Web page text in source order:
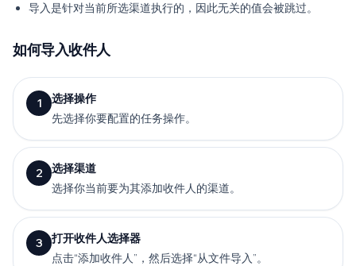
导入是针对当前所选渠道执行的，因此无关的值会被跳过。
如何导入收件人
1
选择操作
先选择你要配置的任务操作。
2
选择渠道
选择你当前要为其添加收件人的渠道。
3
打开收件人选择器
点击“添加收件人”，然后选择“从文件导入”。